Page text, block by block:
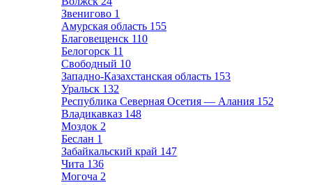
Звенигово 1
Амурская область 155
Благовещенск 110
Белогорск 11
Свободный 10
Западно-Казахстанская область 153
Уральск 132
Республика Северная Осетия — Алания 152
Владикавказ 148
Моздок 2
Беслан 1
Забайкальский край 147
Чита 136
Могоча 2